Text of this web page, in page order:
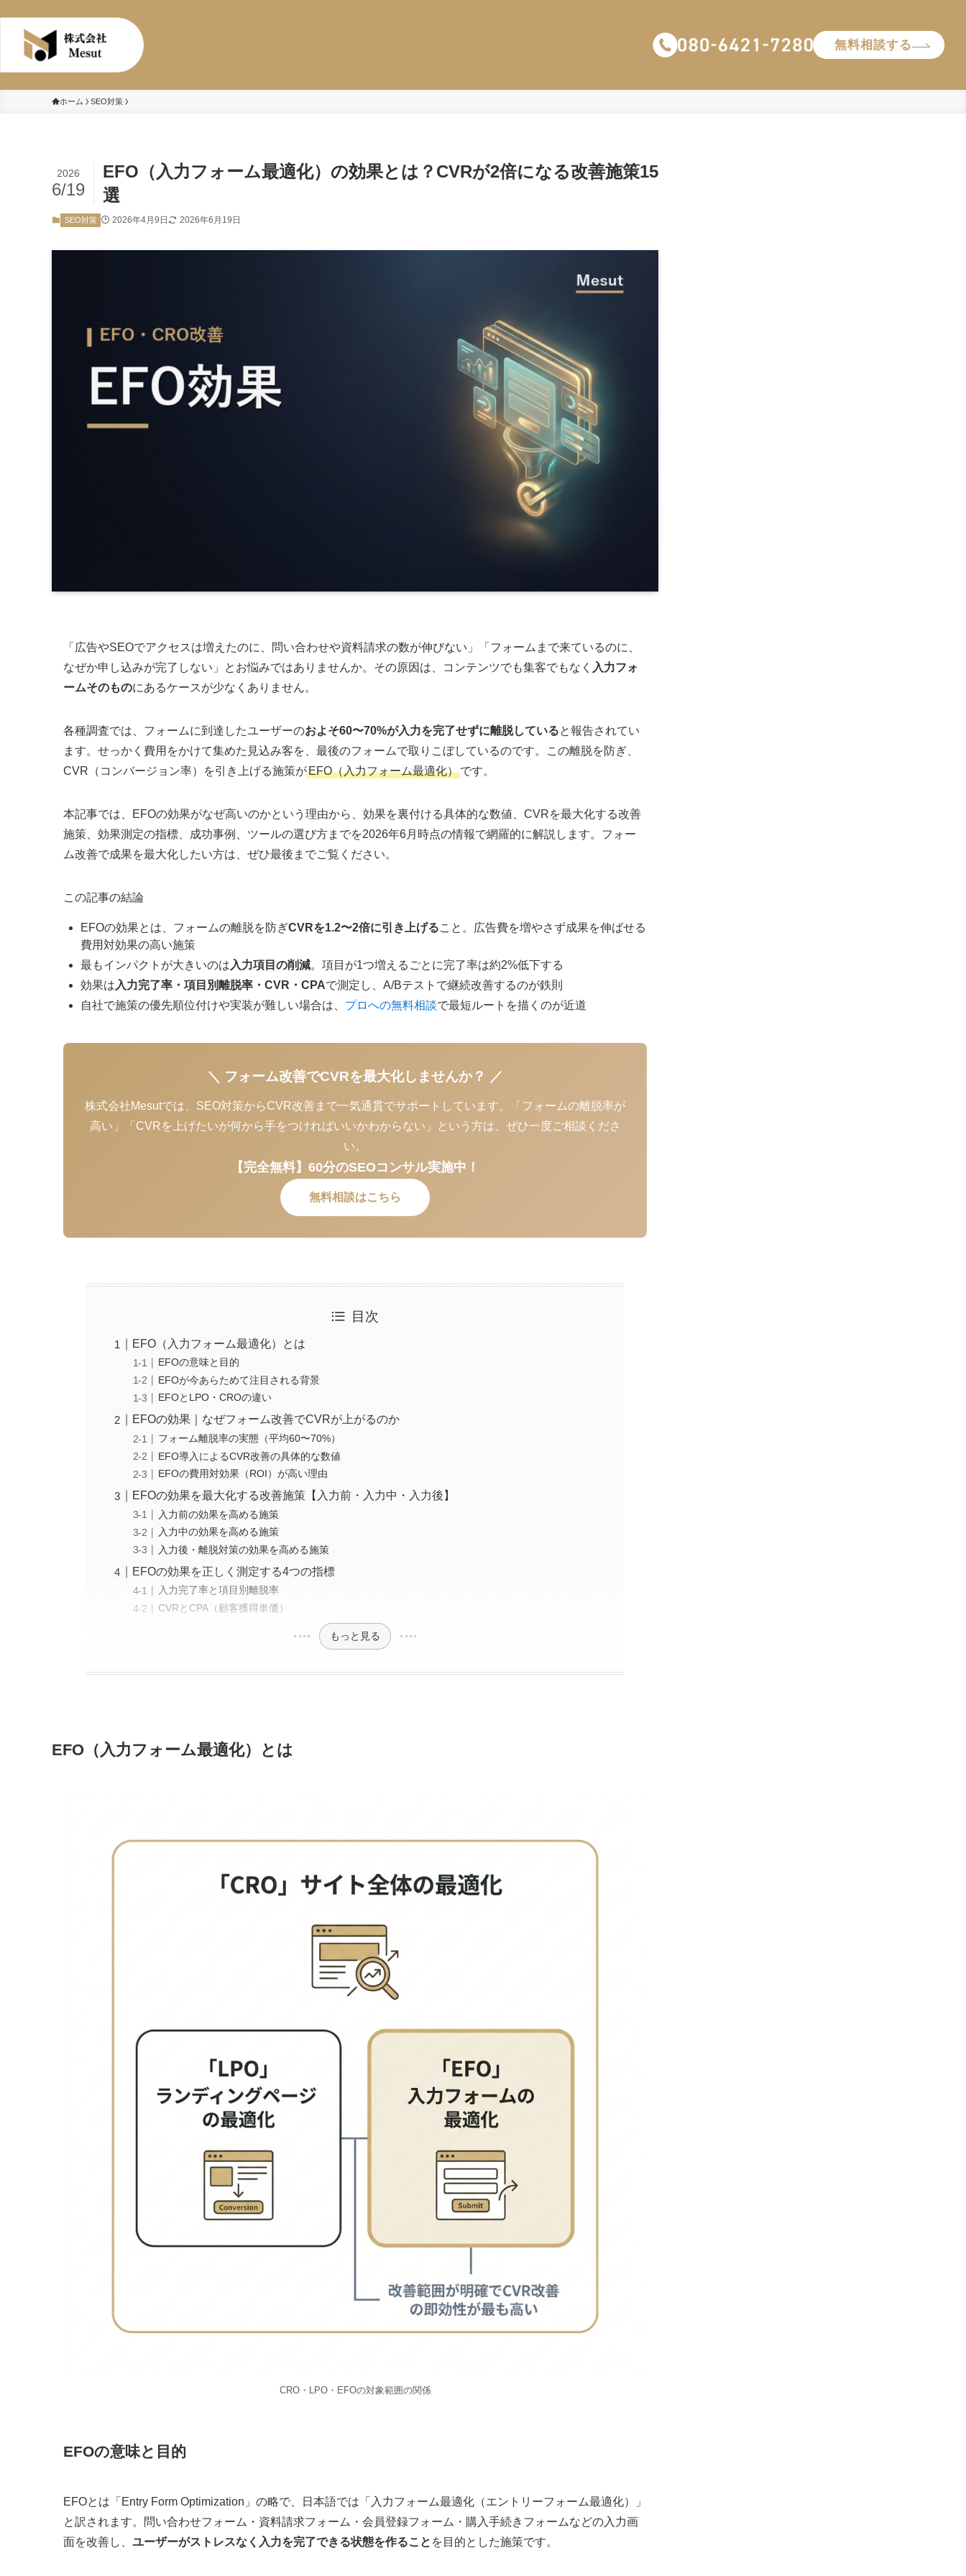
無料相談する
ホーム SEO対策
EFO（入力フォーム最適化）の効果とは？CVRが2倍になる改善施策15
選
2026
6/19
SEO対策 2026年4月9日 2026年6月19日
「広告やSEOでアクセスは増えたのに、問い合わせや資料請求の数が伸びない」「フォームまで来ているのに、
なぜか申し込みが完了しない」とお悩みではありませんか。その原因は、コンテンツでも集客でもなく 入力フォ
ームそのものにあるケースが少なくありません。
各種調査では、フォームに到達したユーザーのおよそ60〜70%が入力を完了せずに離脱していると報告されてい
ます。せっかく費用をかけて集めた見込み客を、最後のフォームで取りこぼしているのです。この離脱を防ぎ、
CVR（コンバージョン率）を引き上げる施策がEFO（入力フォーム最適化）です。
本記事では、EFOの効果がなぜ高いのかという理由から、効果を裏付ける具体的な数値、CVRを最大化する改善
施策、効果測定の指標、成功事例、ツールの選び方までを2026年6月時点の情報で網羅的に解説します。フォー
ム改善で成果を最大化したい方は、ぜひ最後までご覧ください。
この記事の結論
EFOの効果とは、フォームの離脱を防ぎCVRを1.2〜2倍に引き上げること。広告費を増やさず成果を伸ばせる
費用対効果の高い施策
最もインパクトが大きいのは 入力項目の削減。項目が1つ増えるごとに完了率は約2%低下する
効果は 入力完了率・項目別離脱率・CVR・CPAで測定し、A/Bテストで継続改善するのが鉄則
自社で施策の優先順位付けや実装が難しい場合は、 プロへの無料相談で最短ルートを描くのが近道
＼ フォーム改善でCVRを最大化しませんか？ ／
株式会社Mesutでは、SEO対策からCVR改善まで一気通貫でサポートしています。「フォームの離脱率が
高い」「CVRを上げたいが何から手をつければいいかわからない」という方は、ぜひ一度ご相談くださ
い。
【完全無料】60分のSEOコンサル実施中！
無料相談はこちら
目次
EFO（入力フォーム最適化）とは
EFOの意味と目的
EFOが今あらためて注目される背景
EFOとLPO・CROの違い
EFOの効果｜なぜフォーム改善でCVRが上がるのか
フォーム離脱率の実態（平均60〜70%）
EFO導入によるCVR改善の具体的な数値
EFOの費用対効果（ROI）が高い理由
EFOの効果を最大化する改善施策【入力前・入力中・入力後】
入力前の効果を高める施策
入力中の効果を高める施策
入力後・離脱対策の効果を高める施策
EFOの効果を正しく測定する4つの指標
入力完了率と項目別離脱率
CVRとCPA（顧客獲得単価）
もっと見る
EFO（入力フォーム最適化）とは
CRO・LPO・EFOの対象範囲の関係
EFOの意味と目的
EFOとは「Entry Form Optimization」の略で、日本語では「入力フォーム最適化（エントリーフォーム最適化）」
と訳されます。問い合わせフォーム・資料請求フォーム・会員登録フォーム・購入手続きフォームなどの入力画
面を改善し、 ユーザーがストレスなく入力を完了できる状態を作ること を目的とした施策です。